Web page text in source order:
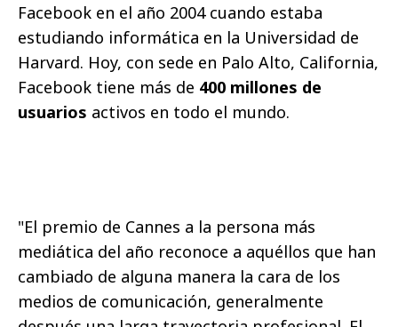
Facebook en el año 2004 cuando estaba
estudiando informática en la Universidad de
Harvard. Hoy, con sede en Palo Alto, California,
Facebook tiene más de 400 millones de
usuarios activos en todo el mundo.
"El premio de Cannes a la persona más
mediática del año reconoce a aquéllos que han
cambiado de alguna manera la cara de los
medios de comunicación, generalmente